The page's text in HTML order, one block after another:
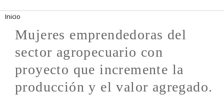
Se encuentra usted aquí
Inicio
Mujeres emprendedoras del
sector agropecuario con
proyecto que incremente la
producción y el valor agregado.